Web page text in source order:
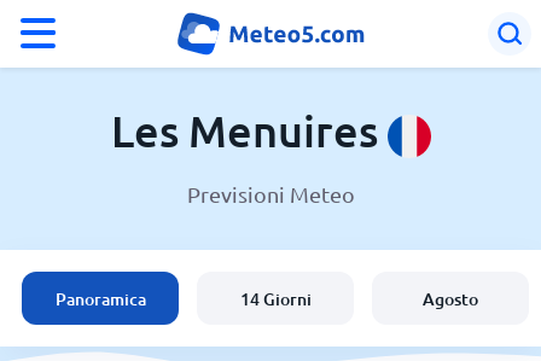
Meteo a Les Menuires
Francia
Italia
Les Menuires
Previsioni Meteo
Panoramica 14 Giorni Agosto